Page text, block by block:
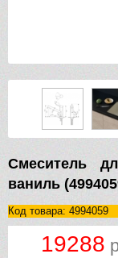
Смеситель
ваниль
Код товара: 4994059
19288